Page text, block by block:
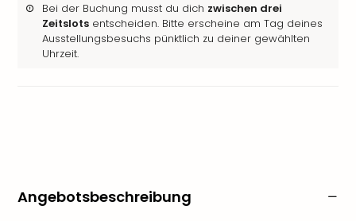
Bei der Buchung musst du dich zwischen drei
Zeitslots entscheiden. Bitte erscheine am Tag deines
Ausstellungsbesuchs pünktlich zu deiner gewählten
Uhrzeit.
Angebotsbeschreibung